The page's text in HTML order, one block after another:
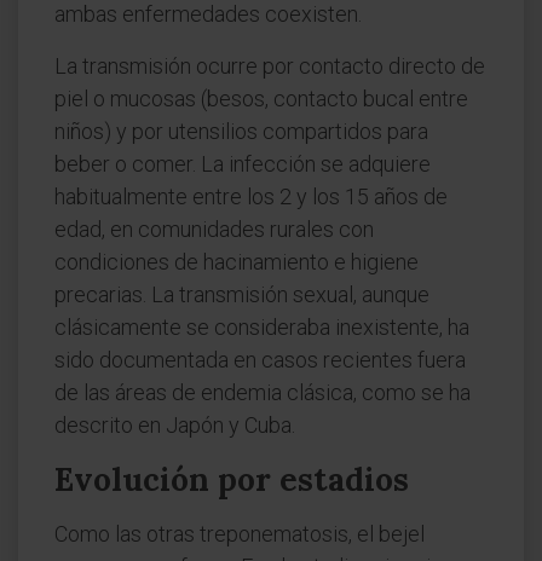
ambas enfermedades coexisten.
La transmisión ocurre por contacto directo de
piel o mucosas (besos, contacto bucal entre
niños) y por utensilios compartidos para
beber o comer. La infección se adquiere
habitualmente entre los 2 y los 15 años de
edad, en comunidades rurales con
condiciones de hacinamiento e higiene
precarias. La transmisión sexual, aunque
clásicamente se consideraba inexistente, ha
sido documentada en casos recientes fuera
de las áreas de endemia clásica, como se ha
descrito en Japón y Cuba.
Evolución por estadios
Como las otras treponematosis, el bejel